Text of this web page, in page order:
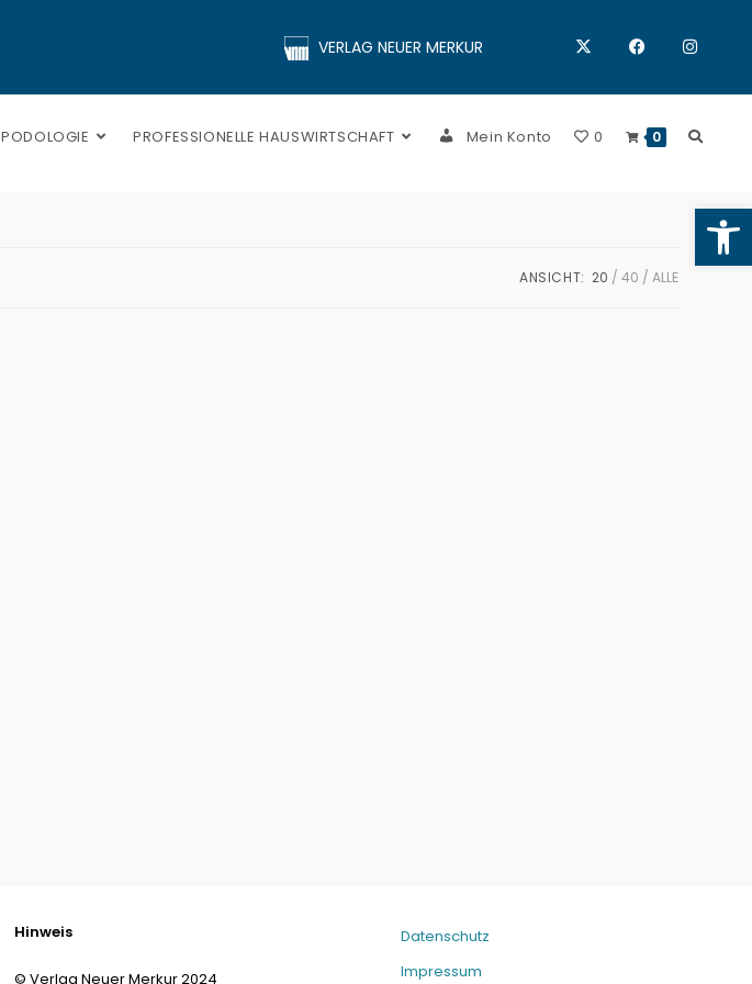
VERLAG NEUER MERKUR
PODOLOGIE PROFESSIONELLE HAUSWIRTSCHAFT Mein Konto 0 0
ANSICHT: 20 40 ALLE
Hinweis
© Verlag Neuer Merkur 2024
Datenschutz
Impressum